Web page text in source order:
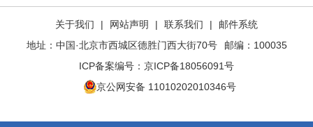
关于我们 | 网站声明 | 联系我们 |
邮件系统
地址：中国·北京市西城区德胜门西大街70号
邮编：100035
ICP备案编号： 京ICP备18056091号
京公网安备 11010202010346号